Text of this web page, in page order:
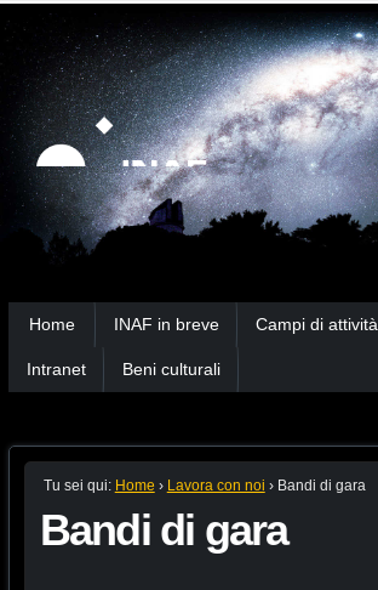
Strumenti
personali
Salta
contenuti.
|
Salta
alla
navigazione
Ricerca
avanzata…
Home INAF in breve Campi di attività
Intranet Beni culturali
Tu sei qui: Home › Lavora con noi › Bandi di gara
Bandi di gara